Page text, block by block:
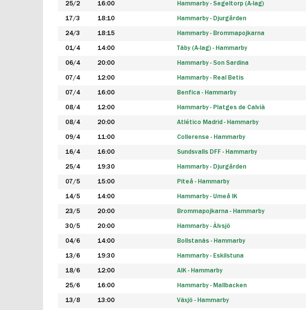
25/2 16:00 Hammarby - Segeltorp (A-lag)
17/3 18:10 Hammarby - Djurgården
24/3 18:15 Hammarby - Brommapojkarna
01/4 14:00 Täby (A-lag) - Hammarby
06/4 20:00 Hammarby - Son Sardina
07/4 12:00 Hammarby - Real Betis
07/4 16:00 Benfica - Hammarby
08/4 12:00 Hammarby - Platges de Calvià
08/4 20:00 Atlético Madrid - Hammarby
09/4 11:00 Collerense - Hammarby
16/4 16:00 Sundsvalls DFF - Hammarby
25/4 19:30 Hammarby - Djurgården
07/5 15:00 Piteå - Hammarby
14/5 14:00 Hammarby - Umeå IK
23/5 20:00 Brommapojkarna - Hammarby
30/5 20:00 Hammarby - Älvsjö
04/6 14:00 Bollstanäs - Hammarby
13/6 19:30 Hammarby - Eskilstuna
18/6 12:00 AIK - Hammarby
25/6 16:00 Hammarby - Mallbacken
13/8 13:00 Växjö - Hammarby